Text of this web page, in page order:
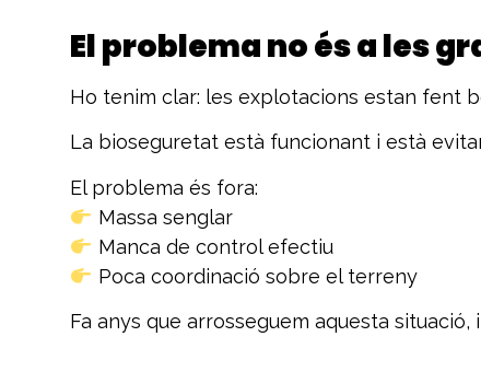
El problema no és a les
Ho tenim clar: les explotacions estan fent
La bioseguretat està funcionant i està
El problema és fora:
Massa senglar
Manca de control efectiu
Poca coordinació sobre el terreny
Fa anys que arrosseguem aquesta